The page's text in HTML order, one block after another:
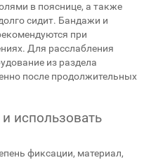
в пояснице, а также
сидит. Бандажи и
при
Для расслабления
из раздела
после продолжительных
использовать
фиксации, материал,